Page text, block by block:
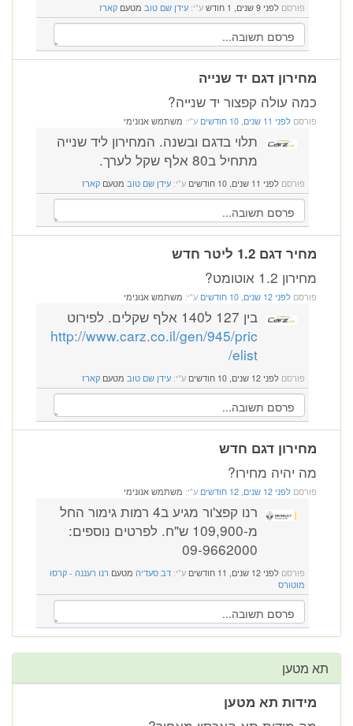
פורסם לפני 9 שנים, 1 חודש ע"י: עידן שם טוב מטעם קארז
מחירון דגם יד שנייה
כמה עולה קפצור יד שנייה?
פורסם לפני 11 שנים, 10 חודשים ע"י: משתמש אנונימי
תלוי בדגם ובשנה. המחירון ליד שנייה
מתחיל ב80 אלף שקל לערך.
פורסם לפני 11 שנים, 10 חודשים ע"י: עידן שם טוב מטעם קארז
מחיר דגם 1.2 ליטר חדש
מחירון 1.2 אוטומט?
פורסם לפני 12 שנים, 10 חודשים ע"י: משתמש אנונימי
בין 127 ל140 אלף שקלים. לפירוט
http://www.carz.co.il/gen/945/pric
elist/
פורסם לפני 12 שנים, 10 חודשים ע"י: עידן שם טוב מטעם קארז
מחירון דגם חדש
מה יהיה מחירו?
פורסם לפני 12 שנים, 12 חודשים ע"י: משתמש אנונימי
רנו קפצ'ור מגיע ב4 רמות גימור החל
מ-109,900 ש"ח. לפרטים נוספים:
09-9662000
פורסם לפני 12 שנים, 11 חודשים ע"י: דב סעדיה מטעם רנו רעננה - קרסו
מוטורס
תא מטען
מידות תא מטען